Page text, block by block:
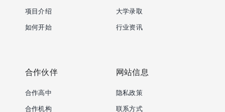
项目介绍
如何开始
大学录取
行业资讯
合作伙伴
合作高中
合作机构
网站信息
隐私政策
联系方式